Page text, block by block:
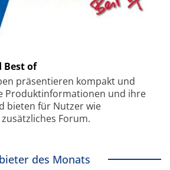
Best of
präsentieren kompakt und
Produkt­informationen und ihre
bieten für Nutzer wie
Forum.
des Monats